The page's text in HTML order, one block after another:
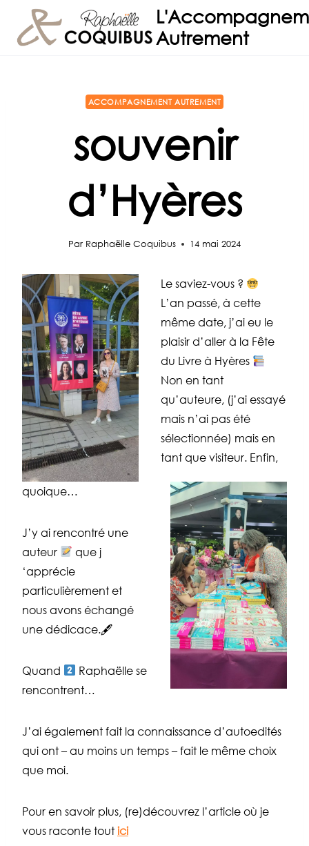
contenu
Autrement
ACCOMPAGNEMENT AUTREMENT
souvenir
d’Hyères
Par Raphaëlle Coquibus 14 mai 2024
Le saviez-vous ?
L’an passé, à cette
même date, j’ai eu le
plaisir d’aller à la Fête
du Livre à Hyères
Non en tant
qu’auteure, (j’ai essayé
mais n’ai pas été
sélectionnée) mais en
tant que visiteur. Enfin,
quoique…
J’y ai rencontré une
auteur
que j
‘apprécie
particulièrement et
nous avons échangé
une dédicace.🖋
Quand
Raphaëlle se
rencontrent…
J’ai également fait la connaissance d’autoedités
qui ont – au moins un temps – fait le même choix
que moi.
Pour en savoir plus, (re)découvrez l’article où je
vous raconte tout ici